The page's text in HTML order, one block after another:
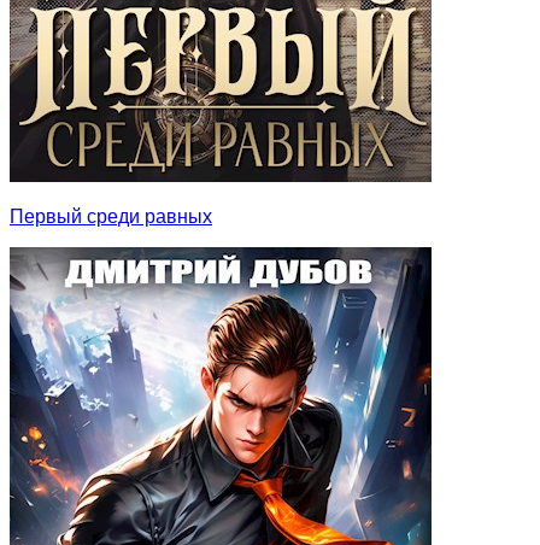
Первый среди равных